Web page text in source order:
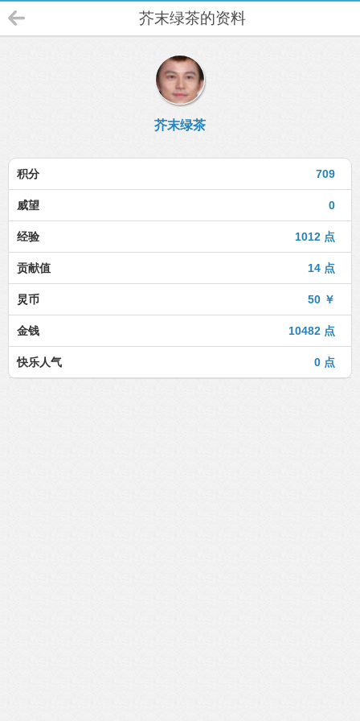
芥末绿茶的资料
芥末绿茶
709
积分
0
威望
1012 点
经验
14 点
贡献值
50 ￥
炅币
10482 点
金钱
0 点
快乐人气